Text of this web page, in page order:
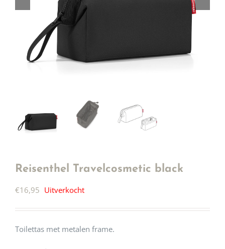
Reisenthel Travelcosmetic black
€16,95 Uitverkocht
Toilettas met metalen frame.